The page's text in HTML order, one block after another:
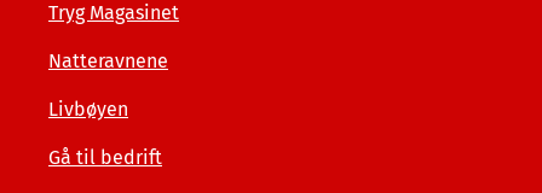
Tryg Magasinet
Natteravnene
Livbøyen
Gå til bedrift